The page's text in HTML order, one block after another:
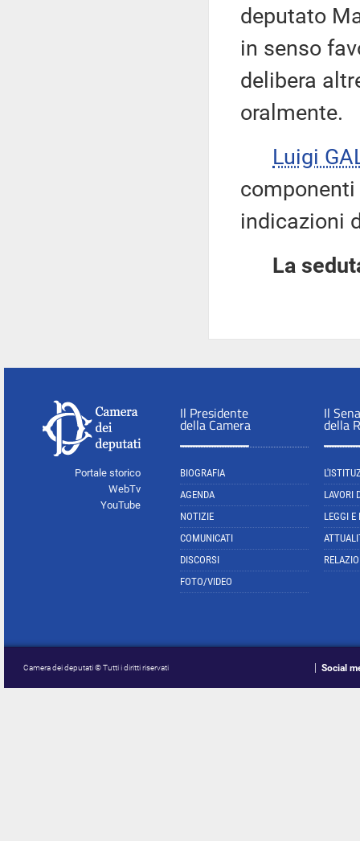
deputato
in senso
delibera
oralmente.
Luigi
indicazioni
La
Portale storico
WebTv
YouTube
Il Presidente
della Camera
BIOGRAFIA
AGENDA
NOTIZIE
COMUNICATI
DISCORSI
FOTO/VIDEO
Il
della
LAVORI
LEGGI E
Camera dei deputati © Tutti i diritti riservati Social